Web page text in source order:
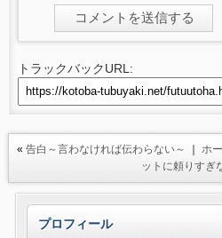
トラックバックURL:
«告白～言わなければ伝わらない～ ｜ホ
ットに頼りすぎ
プロフィール